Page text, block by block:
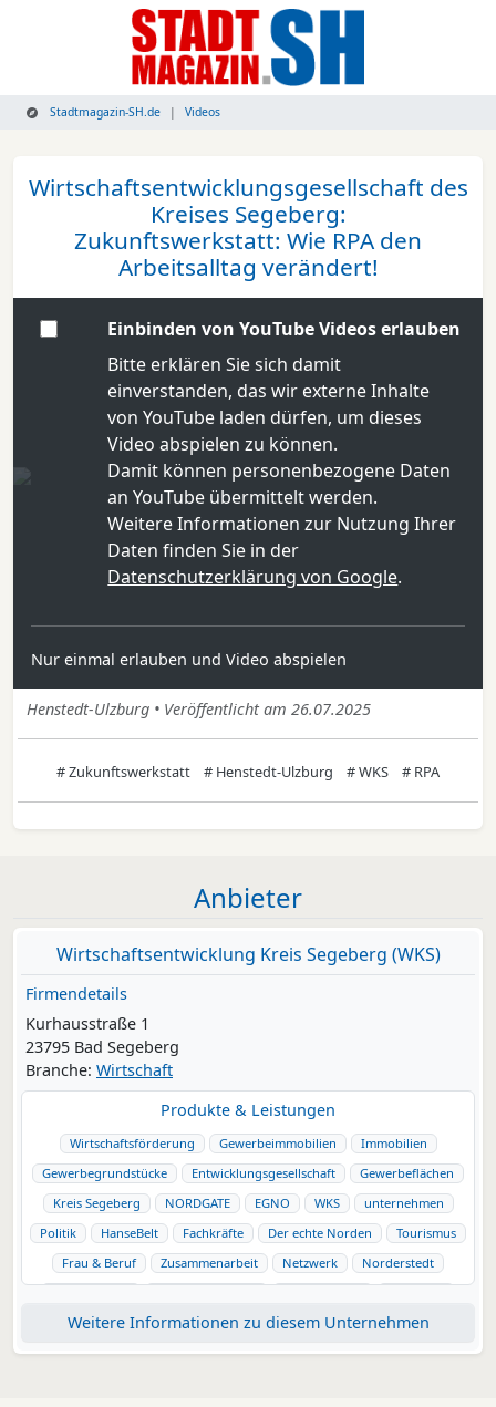
Stadtmagazin-SH.de Videos
Wirtschaftsentwicklungsgesellschaft des
Kreises Segeberg:
Zukunftswerkstatt: Wie RPA den
Arbeitsalltag verändert!
Einbinden von YouTube Videos erlauben
Bitte erklären Sie sich damit
einverstanden, das wir externe Inhalte
von YouTube laden dürfen, um dieses
Video abspielen zu können.
Damit können personenbezogene Daten
an YouTube übermittelt werden.
Weitere Informationen zur Nutzung Ihrer
Daten finden Sie in der
Datenschutzerklärung von Google.
Nur einmal erlauben und Video abspielen
Henstedt-Ulzburg • Veröffentlicht am 26.07.2025
# Zukunftswerkstatt # Henstedt-Ulzburg # WKS # RPA
Anbieter
Wirtschaftsentwicklung Kreis Segeberg (WKS)
Firmendetails
Kurhausstraße 1
23795 Bad Segeberg
Branche: Wirtschaft
Produkte & Leistungen
Wirtschaftsförderung Gewerbeimmobilien
Immobilien
Gewerbegrundstücke
Entwicklungsgesellschaft
Gewerbeflächen
Kreis Segeberg
NORDGATE EGNO WKS
unternehmen
Politik
HanseBelt Fachkräfte Der echte Norden
Tourismus
Frau & Beruf
Zusammenarbeit Netzwerk
Norderstedt
Trappenkamp
Bad Bramstedt
Metropolregion Hamburg
Visit Segeberg
Binnenland regional
Weitere Informationen zu diesem Unternehmen